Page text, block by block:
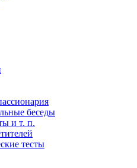
беседы
и т. п.
тесты